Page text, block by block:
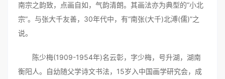
南宗之韵致，点画自如，气韵清朗。其画法亦为典型的“小北
宗”。与张大千友善，30年代中，有“南张(大千)北溥(儒)”之
说。
陈少梅(1909-1954年)名云彰，字少梅，号升湖，湖南
衡阳人。自幼随父学诗文书法，15岁入中国画学研究会，成